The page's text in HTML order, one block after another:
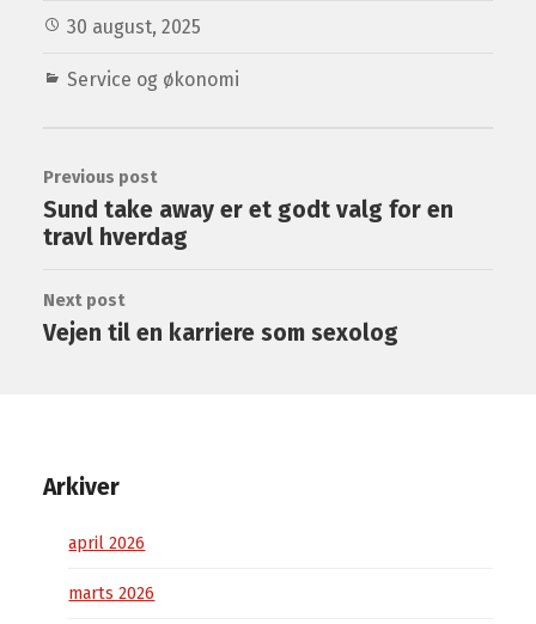
30 august, 2025
Service og økonomi
Previous post
Sund take away er et godt valg for en
travl hverdag
Next post
Vejen til en karriere som sexolog
Arkiver
april 2026
marts 2026